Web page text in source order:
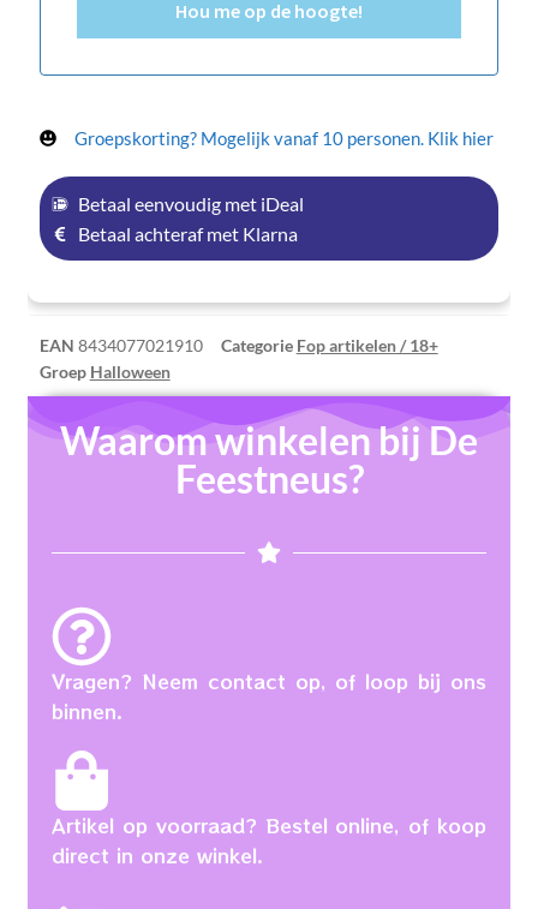
Hou me op de hoogte!
Groepskorting? Mogelijk vanaf 10 personen. Klik hier
Betaal eenvoudig met iDeal
Betaal achteraf met Klarna
EAN 8434077021910 Categorie Fop artikelen / 18+
Groep Halloween
Waarom winkelen bij De
Feestneus?
Vragen? Neem contact op, of loop bij ons
binnen.
Artikel op voorraad? Bestel online, of koop
direct in onze winkel.